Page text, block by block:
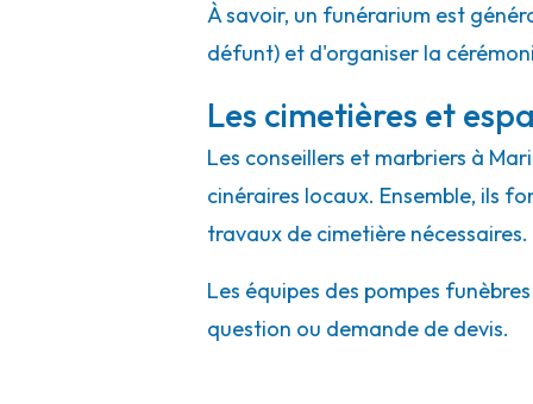
À savoir, un funérarium est
défunt) et d'organiser la
Les cimetières et
Les conseillers et marbriers à
cinéraires locaux. Ensemble, ils
travaux de cimetière nécessaires.
Les équipes des pompes
question ou demande de devis.